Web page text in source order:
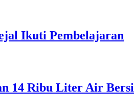
Ikuti Pembelajaran
14 Ribu Liter Air